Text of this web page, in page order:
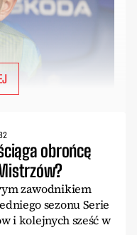
obrońcę
zawodnikiem
sezonu Serie
i kolejnych sześć w